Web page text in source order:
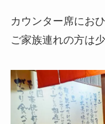
カウンター席にお
ご家族連れの方は